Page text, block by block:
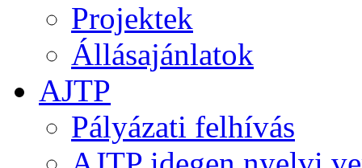
Projektek
Állásajánlatok
AJTP
Pályázati felhívás